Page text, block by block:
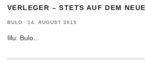
VERLEGER – STETS AUF DEM
BULO · 14. AUGUST 2015
Illu: Bulo